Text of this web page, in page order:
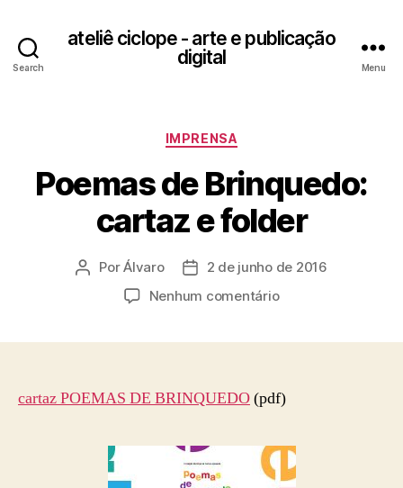
Search
ateliê ciclope - arte e publicação
digital
Menu
Categorias
IMPRENSA
Poemas de Brinquedo:
cartaz e folder
Autor
PorÁlvaro
Data2 de junho de 2016
Nenhum comentárioem
e
cartaz POEMAS DE BRINQUEDO(pdf)